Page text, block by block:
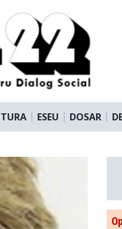
ESEU DOSAR